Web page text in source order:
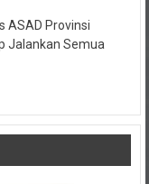
Jalankan Semua